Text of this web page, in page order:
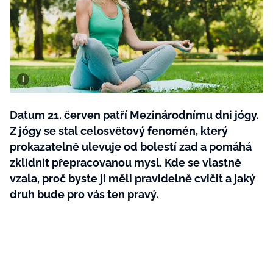
Testy a kvízy
BYDLENÍ
Všechny kategorie
Tvoření
Rady a tipy
BurdaMedia
Extra
SVĚT ŽENY - 599 KČ
ROČNÍ PŘEDPLATNÉ SVĚT ŽENY +
Datum 21. červen patří Mezinárodnímu dni jógy.
Z jógy se stal celosvětový fenomén, který
prokazatelně ulevuje od bolestí zad a pomáhá
zklidnit přepracovanou mysl. Kde se vlastně
vzala, proč byste ji měli pravidelně cvičit a jaký
druh bude pro vás ten pravý.